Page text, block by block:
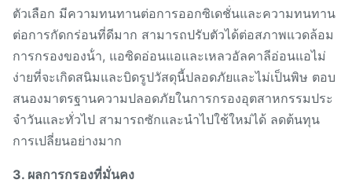
ตัวเลือก มีความทนทานต่อการออกซิเดชั่นและความทนทาน
ต่อการกัดกร่อนที่ดีมาก สามารถปรับตัวได้ต่อสภาพแวดล้อม
การกรองของน้ํา, แอซิดอ่อนแอและเหลวอัลคาลีอ่อนแอไม่
ง่ายที่จะเกิดสนิมและบิดรูปวัสดุนี้ปลอดภัยและไม่เป็นพิษ ตอบ
สนองมาตรฐานความปลอดภัยในการกรองอุตสาหกรรมประ
จําวันและทั่วไป สามารถซักและนําไปใช้ใหม่ได้ ลดต้นทุน
การเปลี่ยนอย่างมาก
3. ผลการกรองที่มั่นคง